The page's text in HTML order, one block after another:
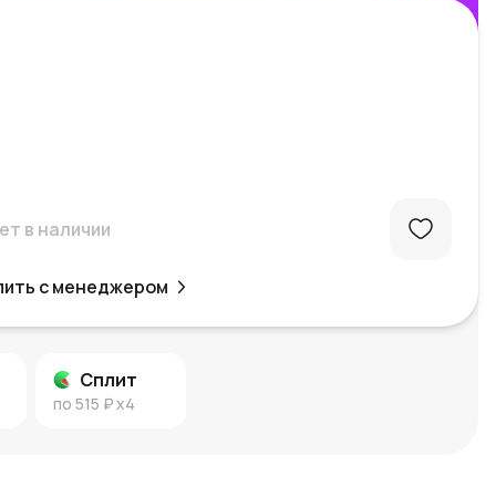
в наличии
с менеджером
Сплит
по 515 ₽x4